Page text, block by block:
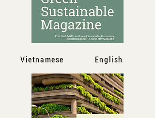
Vietnamese English